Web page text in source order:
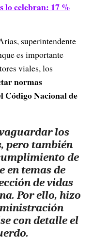
lo celebran: 17 %
superintendente
es importante
viales, los
normas
Código Nacional de
los
pero también
de
en temas de
de vidas
Por ello, hizo
con detalle el